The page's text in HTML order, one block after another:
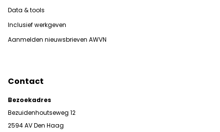
Data & tools
Inclusief werkgeven
Aanmelden nieuwsbrieven AWVN
Contact
Bezoekadres
Bezuidenhoutseweg 12
2594 AV Den Haag